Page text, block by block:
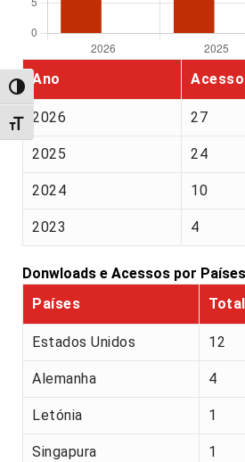
Alternar alto contraste
Alternar tamanho da fonte
Ano
2026 27
2025 24
2024 10
2023 4
Donwloads e Acessos por Países
Países
Estados Unidos 12
Alemanha 4
Letónia 1
Singapura 1